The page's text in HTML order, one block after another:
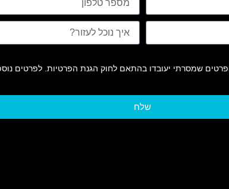
שמסרתי יעובדו בהתאם לחוק הגנת הפרטיות. לפרטים
שלח